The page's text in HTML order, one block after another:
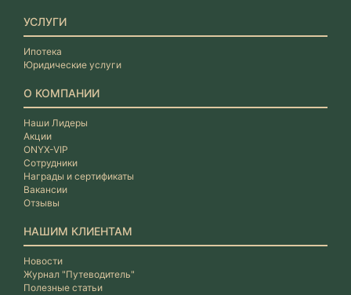
УСЛУГИ
Ипотека
Юридические услуги
О КОМПАНИИ
Наши Лидеры
Акции
ONYX-VIP
Сотрудники
Награды и сертификаты
Вакансии
Отзывы
НАШИМ КЛИЕНТАМ
Новости
Журнал "Путеводитель"
Полезные статьи